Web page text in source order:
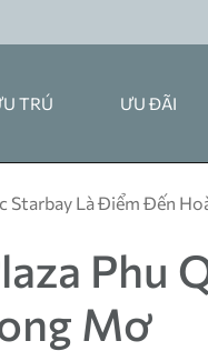
TRÚ ƯU ĐÃI
Starbay Là Điểm Đến
Phu
Mơ